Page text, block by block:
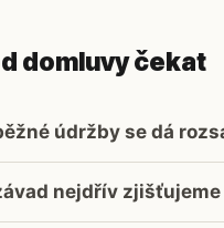
domluvy čekat
údržby se dá
nejdřív